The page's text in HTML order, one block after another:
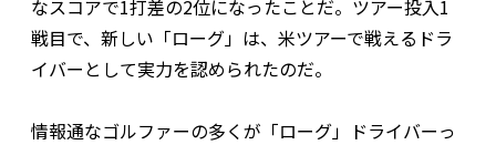
なスコアで1打差の2位になったことだ。ツアー投入1
戦目で、新しい「ローグ」は、米ツアーで戦えるドラ
イバーとして実力を認められたのだ。
情報通なゴルファーの多くが「ローグ」ドライバーっ